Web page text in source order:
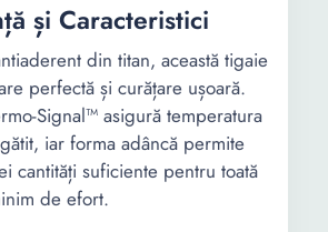
și Caracteristici
din titan, această tigaie
perfectă și curățare ușoară.
Signal™ asigură temperatura
iar forma adâncă permite
cantități suficiente pentru toată
de efort.